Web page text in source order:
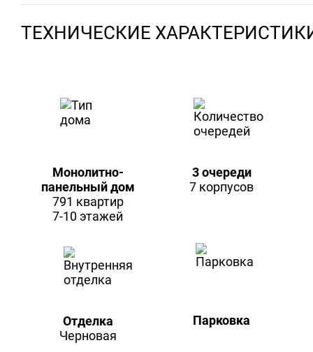
ТЕХНИЧЕСКИЕ
Монолитно-
панельный дом
791 квартир
7-10 этажей
3 очереди
7 корпусов
Отделка
Черновая
Парковка